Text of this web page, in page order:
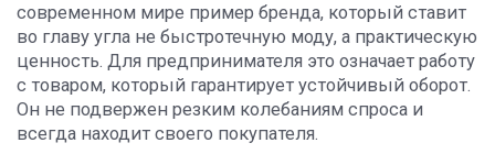
современном мире пример бренда, который ставит
во главу угла не быстротечную моду, а практическую
ценность. Для предпринимателя это означает работу
с товаром, который гарантирует устойчивый оборот.
Он не подвержен резким колебаниям спроса и
всегда находит своего покупателя.